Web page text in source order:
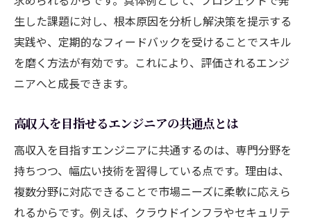
生した課題に対し、根本原因を分析し解決策を提示する
実践や、定期的なフィードバックを受けることでスキル
を磨く方法が有効です。これにより、評価されるエンジ
ニアへと成長できます。
高収入を目指せるエンジニアの共通点とは
高収入を目指すエンジニアに共通するのは、専門分野を
持ちつつ、幅広い技術を習得している点です。理由は、
複数分野に対応できることで市場ニーズに柔軟に応えら
れるからです。例えば、クラウドインフラやセキュリテ